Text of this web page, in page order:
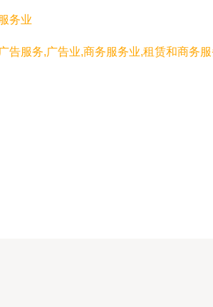
务业
告服务,广告业,商务服务业,租赁和商务